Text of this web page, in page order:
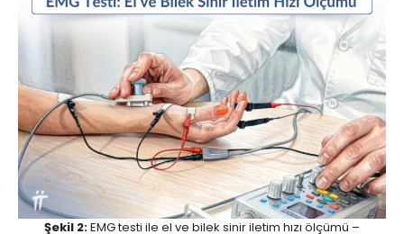
Şekil 2:EMG testi ile el ve bilek sinir iletim hızı ölçümü –